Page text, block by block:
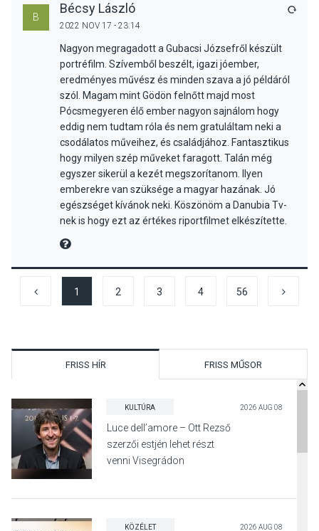
B
Bécsy László
2022 NOV 17 - 23:14
Nagyon megragadott a Gubacsi Józsefről készült
portréfilm. Szívemből beszélt, igazi jóember,
eredményes művész és minden szava a jó példáról
szól. Magam mint Gödön felnőtt majd most
Pócsmegyeren élő ember nagyon sajnálom hogy
eddig nem tudtam róla és nem gratuláltam neki a
csodálatos műveihez, és családjához. Fantasztikus
hogy milyen szép műveket faragott. Talán még
egyszer sikerül a kezét megszorítanom. Ilyen
emberekre van szüksége a magyar hazának. Jó
egészséget kívánok neki. Köszönöm a Danubia Tv-
nek is hogy ezt az értékes riportfilmet elkészítette.
MIRE MONDTA
1 2 3 4 56
FRISS HÍR FRISS MŰSOR
KULTÚRA 2026 AUG 08
Luce dell’amore – Ott Rezső
szerzői estjén lehet részt
venni Visegrádon
KÖZÉLET 2026 AUG 08